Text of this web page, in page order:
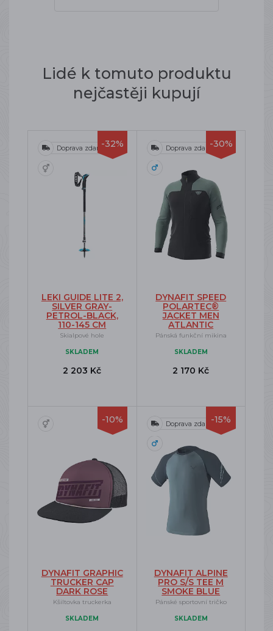
Lidé k tomuto produktu
nejčastěji kupují
-32%
Doprava zdarma
LEKI GUIDE LITE 2,
SILVER GRAY-
PETROL-BLACK,
110-145 CM
Skialpové hole
SKLADEM
2 203 Kč
-30%
Doprava zdarma
DYNAFIT SPEED
POLARTEC®
JACKET MEN
ATLANTIC
Pánská funkční mikina
SKLADEM
2 170 Kč
-10%
DYNAFIT GRAPHIC
TRUCKER CAP
DARK ROSE
Kšiltovka truckerka
SKLADEM
-15%
Doprava zdarma
DYNAFIT ALPINE
PRO S/S TEE M
SMOKE BLUE
Pánské sportovní tričko
SKLADEM